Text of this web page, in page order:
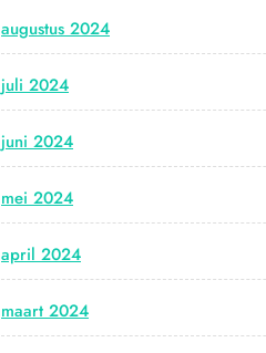
augustus 2024
juli 2024
juni 2024
mei 2024
april 2024
maart 2024